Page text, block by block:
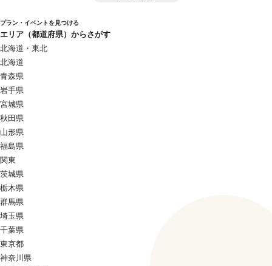
プラン・イベントを見つける
エリア（都道府県）からさがす
北海道・東北
北海道
青森県
岩手県
宮城県
秋田県
山形県
福島県
関東
茨城県
栃木県
群馬県
埼玉県
千葉県
東京都
神奈川県